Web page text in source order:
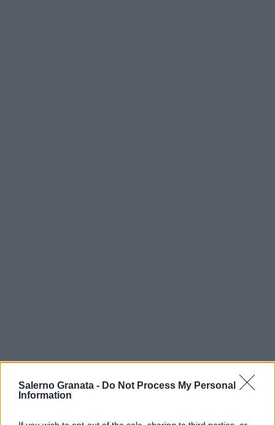
Salerno Granata - Do Not Process My Personal
Information